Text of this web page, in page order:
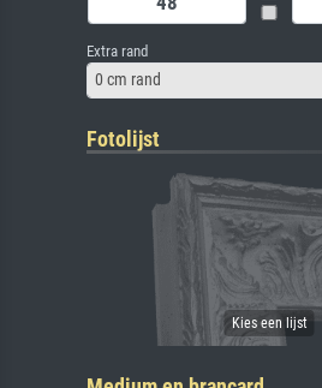
Extra rand
0 cm rand
Fotolijst